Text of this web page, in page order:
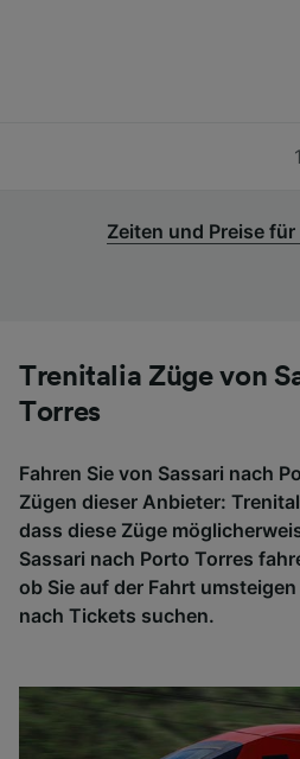
Zeiten und Preise
Trenitalia Züge von
Torres
Fahren Sie von Sassari nach
Zügen dieser Anbieter:
dass diese Züge
Sassari nach Porto Torres
ob Sie auf der Fahrt
nach Tickets suchen.